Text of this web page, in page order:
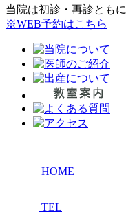
当院は初診・再診とも
※WEB予約はこちら
HOME
TEL